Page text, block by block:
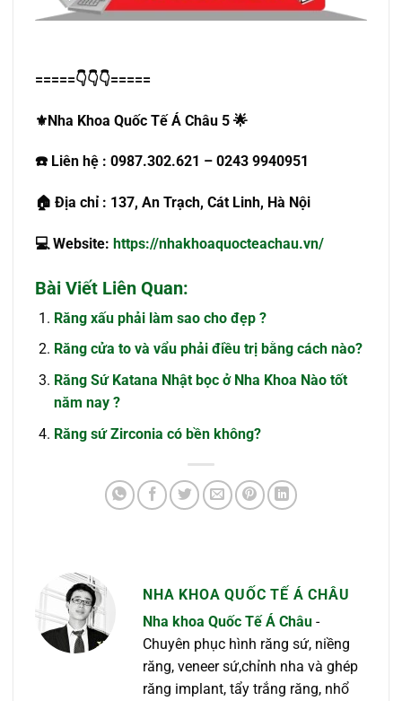
=====👇👇👇=====
⚜️Nha Khoa Quốc Tế Á Châu 5 🌟
☎️ Liên hệ : 0987.302.621 – 0243 9940951
🏠 Địa chỉ : 137, An Trạch, Cát Linh, Hà Nội
💻Website: https://nhakhoaquocteachau.vn/
Bài Viết Liên Quan:
Răng xấu phải làm sao cho đẹp ?
Răng cửa to và vẩu phải điều trị bằng cách nào?
Răng Sứ Katana Nhật bọc ở Nha Khoa Nào tốt
năm nay ?
Răng sứ Zirconia có bền không?
NHA KHOA QUỐC TẾ Á CHÂU
Nha khoa Quốc Tế Á Châu -
Chuyên phục hình răng sứ, niềng
răng, veneer sứ,chỉnh nha và ghép
răng implant, tẩy trắng răng, nhổ